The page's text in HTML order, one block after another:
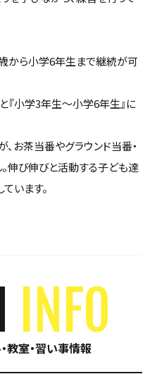
から小学6年生まで継続が可
『小学3年生～小学6年生』に
お茶当番やグラウンド当番・
伸び伸びと活動する子ども達
います。
INFO
教室・習い事情報